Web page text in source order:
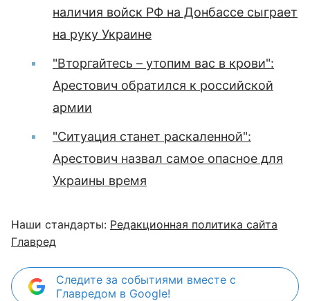
наличия войск РФ на Донбассе сыграет
на руку Украине
"Вторгайтесь – утопим вас в крови":
Арестович обратился к российской
армии
"Ситуация станет раскаленной":
Арестович назвал самое опасное для
Украины время
Наши стандарты: Редакционная политика сайта
Главред
Следите за событиями вместе с
Главредом в Google!